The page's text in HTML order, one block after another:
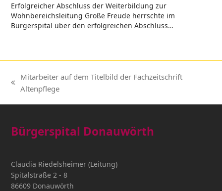
Erfolgreicher Abschluss der Weiterbildung zur
Wohnbereichsleitung Große Freude herrschte im
Bürgerspital über den erfolgreichen Abschluss…
vorheriger
Mitarbeiter auf dem Titelbild der Fachzeitschrift
Altenpflege
Bürgerspital Donauwörth
Claudia Riedelsheimer (Leitung)
Spitalstraße 2 - 8
86609 Donauwörth